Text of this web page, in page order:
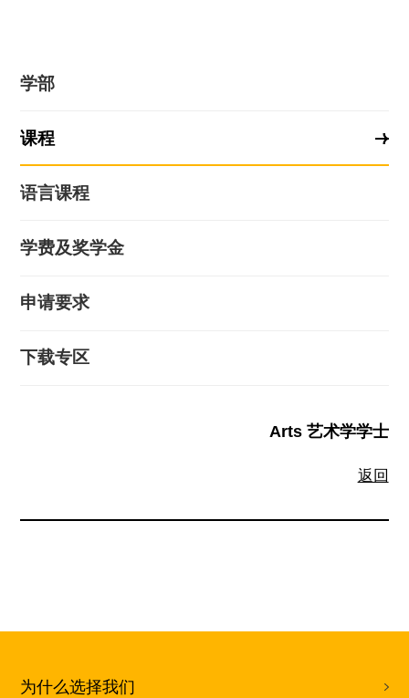
学部
课程
语言课程
学费及奖学金
申请要求
下载专区
Arts 艺术学学士
返回
为什么选择我们